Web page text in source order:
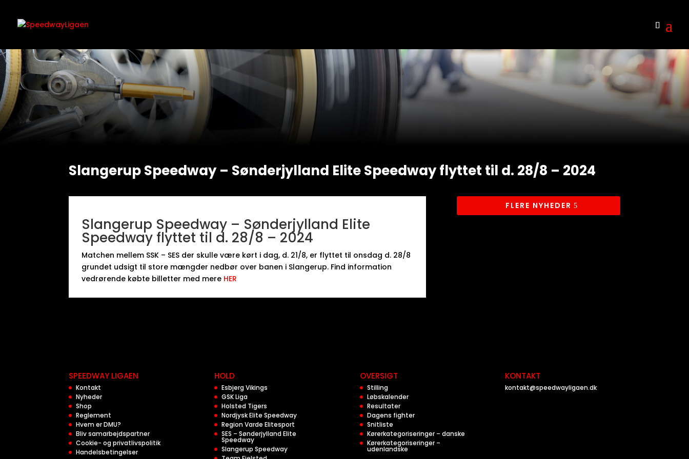
Slangerup Speedway – Sønderjylland Elite Speedway flyttet til d. 28/8 – 2024
Slangerup Speedway – Sønderjylland Elite
Speedway flyttet til d. 28/8 – 2024
Matchen mellem SSK – SES der skulle være kørt i dag, d. 21/8, er flyttet til onsdag d. 28/8
grundet udsigt til store mængder nedbør over banen i Slangerup. Find information
vedrørende købte billetter med mere HER
FLERE NYHEDER
SPEEDWAY LIGAEN
Kontakt
Nyheder
Shop
Reglement
Hvem er DMU?
Bliv samarbejdspartner
Cookie- og privatlivspolitik
Handelsbetingelser
HOLD
Esbjerg Vikings
GSK Liga
Holsted Tigers
Nordjysk Elite Speedway
Region Varde Elitesport
SES – Sønderjylland Elite
Speedway
Slangerup Speedway
OVERSIGT
Stilling
Løbskalender
Resultater
Dagens fighter
Snitliste
Kørerkategoriseringer – danske
Kørerkategoriseringer –
udenlandske
KONTAKT
kontakt@speedwayligaen.dk